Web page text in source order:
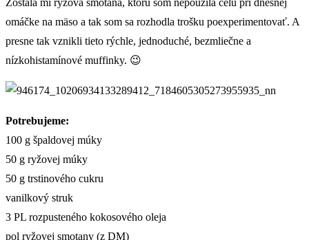
omáčke na mäso a tak som sa rozhodla trošku poexperimentovať. A
presne tak vznikli tieto rýchle, jednoduché, bezmliečne a
nízkohistamínové muffinky. 😉
Potrebujeme:
100 g špaldovej múky
50 g ryžovej múky
50 g trstinového cukru
vanilkový struk
3 PL rozpusteného kokosového oleja
pol ryžovej smotany (z DM)